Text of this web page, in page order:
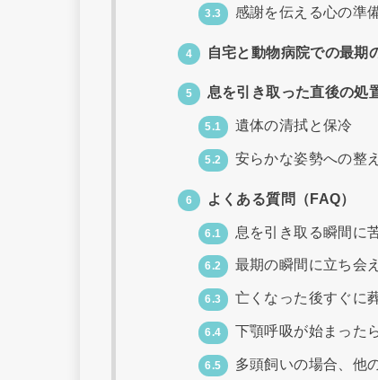
3.3 感謝を伝える心の準
4 自宅と動物病院での最期
5 息を引き取った直後の処
5.1 遺体の清拭と保冷
5.2 安らかな姿勢への整え
6 よくある質問（FAQ）
6.1 息を引き取る瞬間に
6.2 最期の瞬間に立ち会
6.3 亡くなった後すぐに
6.4 下顎呼吸が始まった
6.5 多頭飼いの場合、他